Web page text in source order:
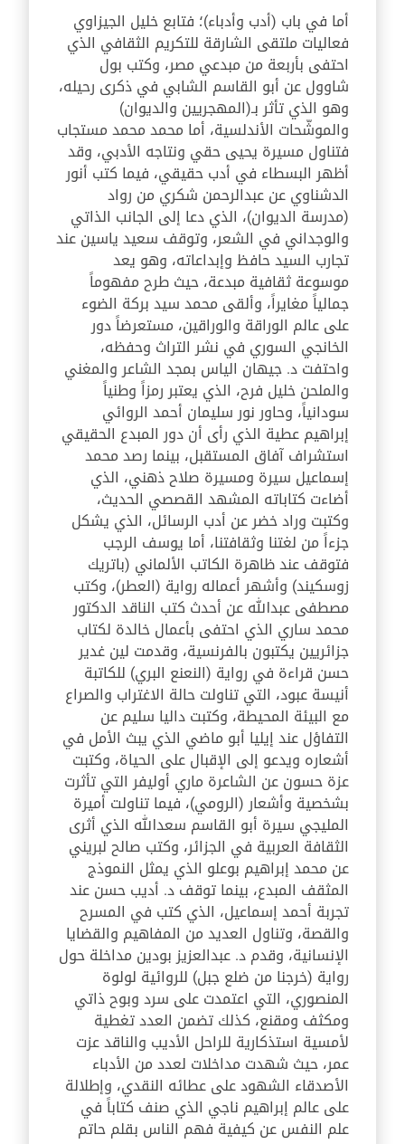
أما في باب (أدب وأدباء)؛ فتابع خليل الجيزاوي
فعاليات ملتقى الشارقة للتكريم الثقافي الذي
احتفى بأربعة من مبدعي مصر، وكتب بول
شاوول عن أبو القاسم الشابي في ذكرى رحيله،
وهو الذي تأثر بـ(المهجريين والديوان)
والموشّحات الأندلسية، أما محمد محمد مستجاب
فتناول مسيرة يحيى حقي ونتاجه الأدبي، وقد
أظهر البسطاء في أدب حقيقي، فيما كتب أنور
الدشناوي عن عبدالرحمن شكري من رواد
(مدرسة الديوان)، الذي دعا إلى الجانب الذاتي
والوجداني في الشعر، وتوقف سعيد ياسين عند
تجارب السيد حافظ وإبداعاته، وهو يعد
موسوعة ثقافية مبدعة، حيث طرح مفهوماً
جمالياً مغايراً، وألقى محمد سيد بركة الضوء
على عالم الوراقة والوراقين، مستعرضاً دور
الخانجي السوري في نشر التراث وحفظه،
واحتفت د. جيهان الياس بمجد الشاعر والمغني
والملحن خليل فرح، الذي يعتبر رمزاً وطنياً
سودانياً، وحاور نور سليمان أحمد الروائي
إبراهيم عطية الذي رأى أن دور المبدع الحقيقي
استشراف آفاق المستقبل، بينما رصد محمد
إسماعيل سيرة ومسيرة صلاح ذهني، الذي
أضاءت كتاباته المشهد القصصي الحديث،
وكتبت وراد خضر عن أدب الرسائل، الذي يشكل
جزءاً من لغتنا وثقافتنا، أما يوسف الرجب
فتوقف عند ظاهرة الكاتب الألماني (باتريك
زوسكيند) وأشهر أعماله رواية (العطر)، وكتب
مصطفى عبدالله عن أحدث كتب الناقد الدكتور
محمد ساري الذي احتفى بأعمال خالدة لكتاب
جزائريين يكتبون بالفرنسية، وقدمت لين غدير
حسن قراءة في رواية (النعنع البري) للكاتبة
أنيسة عبود، التي تناولت حالة الاغتراب والصراع
مع البيئة المحيطة، وكتبت داليا سليم عن
التفاؤل عند إيليا أبو ماضي الذي يبث الأمل في
أشعاره ويدعو إلى الإقبال على الحياة، وكتبت
عزة حسون عن الشاعرة ماري أوليفر التي تأثرت
بشخصية وأشعار (الرومي)، فيما تناولت أميرة
المليجي سيرة أبو القاسم سعدالله الذي أثرى
الثقافة العربية في الجزائر، وكتب صالح لبريني
عن محمد إبراهيم بوعلو الذي يمثل النموذج
المثقف المبدع، بينما توقف د. أديب حسن عند
تجربة أحمد إسماعيل، الذي كتب في المسرح
والقصة، وتناول العديد من المفاهيم والقضايا
الإنسانية، وقدم د. عبدالعزيز بودين مداخلة حول
رواية (خرجنا من ضلع جبل) للروائية لولوة
المنصوري، التي اعتمدت على سرد وبوح ذاتي
ومكثف ومقنع، كذلك تضمن العدد تغطية
لأمسية استذكارية للراحل الأديب والناقد عزت
عمر، حيث شهدت مداخلات لعدد من الأدباء
الأصدقاء الشهود على عطائه النقدي، وإطلالة
على عالم إبراهيم ناجي الذي صنف كتاباً في
علم النفس عن كيفية فهم الناس بقلم حاتم